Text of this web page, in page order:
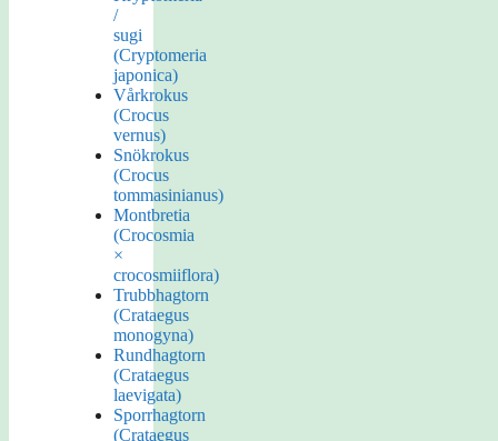
/
sugi
(Cryptomeria
japonica)
Vårkrokus
(Crocus
vernus)
Snökrokus
(Crocus
tommasinianus)
Montbretia
(Crocosmia
×
crocosmiiflora)
Trubbhagtorn
(Crataegus
monogyna)
Rundhagtorn
(Crataegus
laevigata)
Sporrhagtorn
(Crataegus